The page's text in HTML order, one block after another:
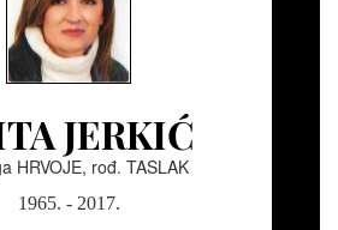
JERKIĆ
HRVOJE, rođ. TASLAK
1965. - 2017.